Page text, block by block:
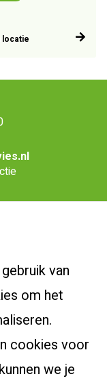
locatie
van
om het
cookies voor
we je